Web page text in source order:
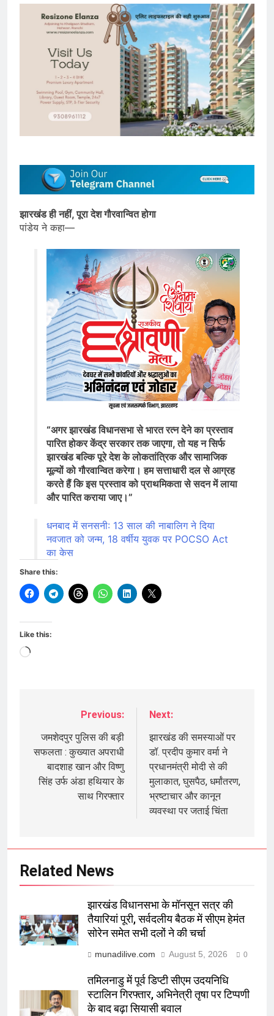
झारखंड ही नहीं, पूरा देश गौरवान्वित होगा
पांडेय ने कहा—
“अगर झारखंड विधानसभा से भारत रत्न देने का प्रस्ताव
पारित होकर केंद्र सरकार तक जाएगा, तो यह न सिर्फ
झारखंड बल्कि पूरे देश के लोकतांत्रिक और सामाजिक
मूल्यों को गौरवान्वित करेगा। हम सत्ताधारी दल से आग्रह
करते हैं कि इस प्रस्ताव को प्राथमिकता से सदन में लाया
और पारित कराया जाए।”
धनबाद में सनसनी: 13 साल की नाबालिग ने दिया
नवजात को जन्म, 18 वर्षीय युवक पर POCSO Act
का केस
Share this:
Like this:
Loading…
navigation
Previous:
जमशेदपुर पुलिस की बड़ी
सफलता : कुख्यात अपराधी
बादशाह खान और विष्णु
सिंह उर्फ अंडा हथियार के
साथ गिरफ्तार
Next:
झारखंड की समस्याओं पर
डॉ. प्रदीप कुमार वर्मा ने
प्रधानमंत्री मोदी से की
मुलाकात, घुसपैठ, धर्मांतरण,
भ्रष्टाचार और कानून
व्यवस्था पर जताई चिंता
Related News
झारखंड विधानसभा के मॉनसून सत्र की
तैयारियां पूरी, सर्वदलीय बैठक में सीएम हेमंत
सोरेन समेत सभी दलों ने की चर्चा
munadilive.com August 5, 2026 0
तमिलनाडु में पूर्व डिप्टी सीएम उदयनिधि
स्टालिन गिरफ्तार, अभिनेत्री तृषा पर टिप्पणी
के बाद बढ़ा सियासी बवाल